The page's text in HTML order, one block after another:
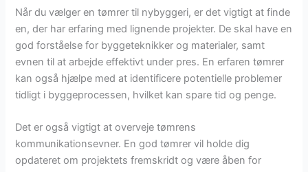
Når du vælger en tømrer til nybyggeri, er det vigtigt at finde
en, der har erfaring med lignende projekter. De skal have en
god forståelse for byggeteknikker og materialer, samt
evnen til at arbejde effektivt under pres. En erfaren tømrer
kan også hjælpe med at identificere potentielle problemer
tidligt i byggeprocessen, hvilket kan spare tid og penge.
Det er også vigtigt at overveje tømrens
kommunikationsevner. En god tømrer vil holde dig
opdateret om projektets fremskridt og være åben for